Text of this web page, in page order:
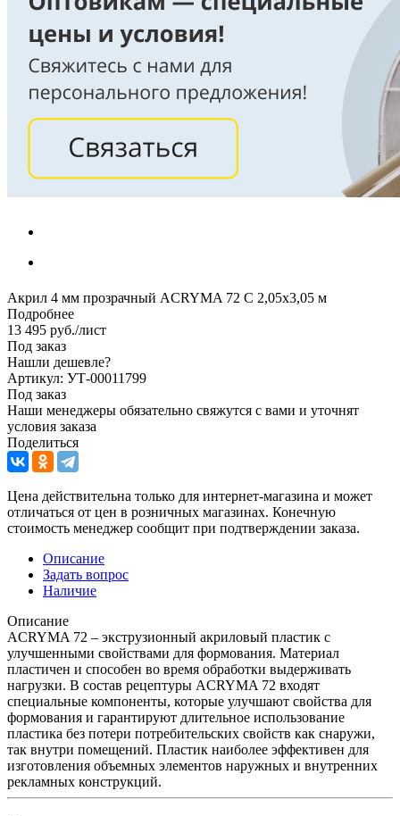
Акрил 4 мм прозрачный ACRYMA 72 C 2,05х3,05 м
Подробнее
13 495 руб./лист
Под заказ
Нашли дешевле?
Артикул: УТ-00011799
Под заказ
Наши менеджеры обязательно свяжутся с вами и уточнят
условия заказа
Поделиться
Цена действительна только для интернет-магазина и может
отличаться от цен в розничных магазинах. Конечную
стоимость менеджер сообщит при подтверждении заказа.
Описание
Задать вопрос
Наличие
Описание
ACRYMA 72 – экструзионный акриловый пластик с
улучшенными свойствами для формования. Материал
пластичен и способен во время обработки выдерживать
нагрузки. В состав рецептуры ACRYMA 72 входят
специальные компоненты, которые улучшают свойства для
формования и гарантируют длительное использование
пластика без потери потребительских свойств как снаружи,
так внутри помещений. Пластик наиболее эффективен для
изготовления объемных элементов наружных и внутренних
рекламных конструкций.